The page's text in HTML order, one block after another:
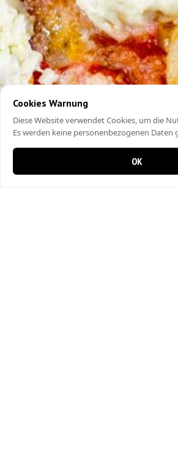
Cookies Warnung
Diese Website verwendet Cookies, um die
Es werden keine personenbezogenen Daten
OK